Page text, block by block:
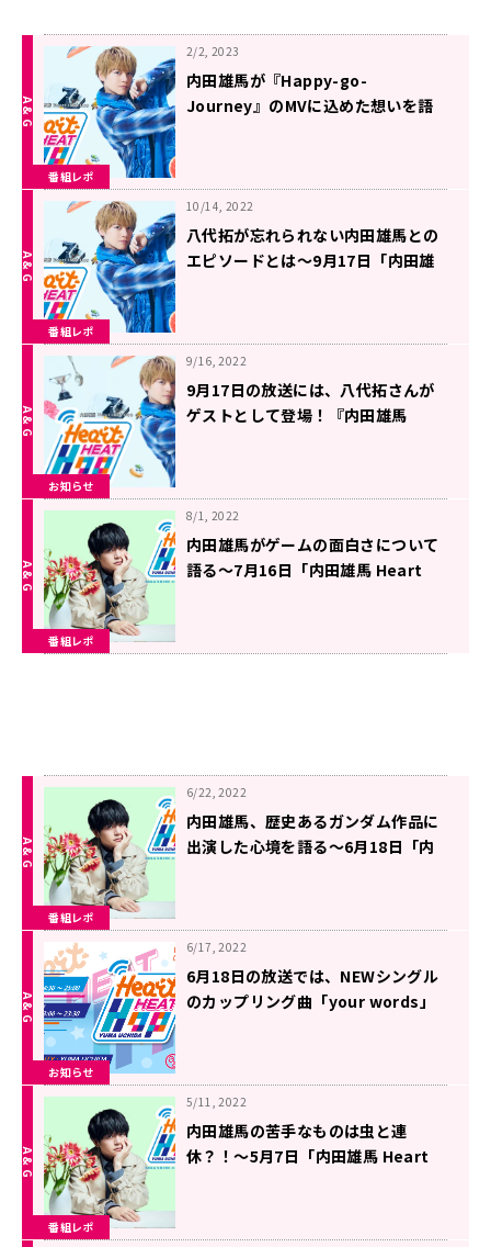
番組レポ
2/2, 2023
内田雄馬が『Happy-go-
Journey』のMVに込めた想いを語
番組レポ
10/14, 2022
八代拓が忘れられない内田雄馬との
エピソードとは～9月17日「内田雄
お知らせ
9/16, 2022
9月17日の放送には、八代拓さんが
ゲストとして登場！『内田雄馬
番組レポ
8/1, 2022
内田雄馬がゲームの面白さについて
語る～7月16日「内田雄馬 Heart
番組レポ
6/22, 2022
内田雄馬、歴史あるガンダム作品に
出演した心境を語る〜6月18日「内
お知らせ
6/17, 2022
6月18日の放送では、NEWシングル
のカップリング曲「your words」
番組レポ
5/11, 2022
内田雄馬の苦手なものは虫と連
休？！〜5月7日「内田雄馬 Heart